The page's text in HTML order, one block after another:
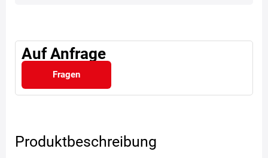
Auf Anfrage
Fragen
Produktbeschreibung